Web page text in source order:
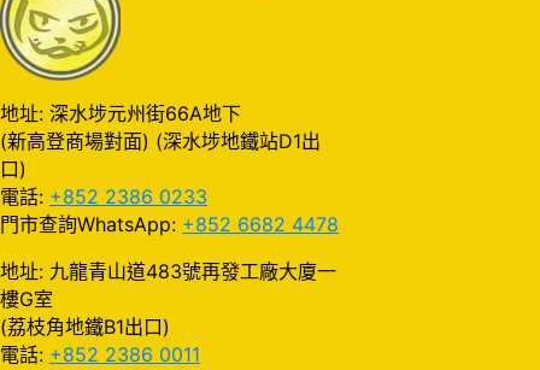
地址: 深水埗元州街66A地下
(新高登商場對面) (深水埗地鐵站D1出
口)
電話: +852 2386 0233
門市查詢WhatsApp: +852 6682 4478
地址: 九龍青山道483號再發工廠大廈一
樓G室
(荔枝角地鐵B1出口)
電話: +852 2386 0011